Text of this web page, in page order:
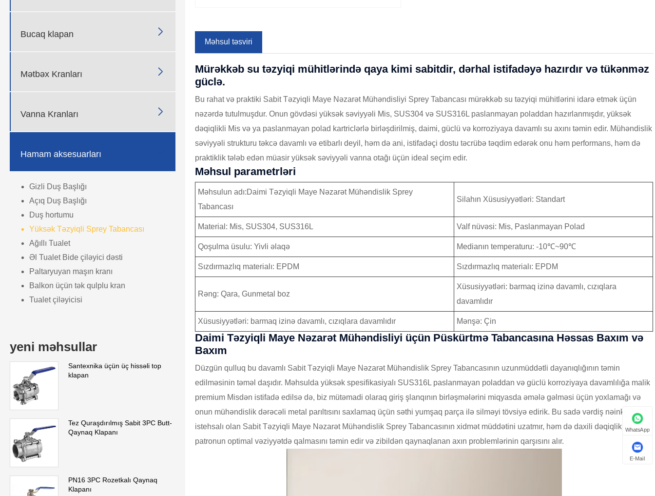
Bucaq klapan 
Mətbəx Kranları 
Vanna Kranları 
Hamam aksesuarları
Gizli Duş Başlığı
Açıq Duş Başlığı
Duş hortumu
Yüksək Təzyiqli Sprey Tabancası
Ağıllı Tualet
Əl Tualet Bide çiləyici dəsti
Paltaryuyan maşın kranı
Balkon üçün tək qulplu kran
Tualet çiləyicisi
yeni məhsullar
Santexnika üçün üç hissəli top
klapan
Tez Quraşdırılmış Sabit 3PC Butt-
Qaynaq Klapanı
PN16 3PC Rozetkalı Qaynaq
Klapanı
Məhsul təsviri
Mürəkkəb su təzyiqi mühitlərində qaya kimi sabitdir, dərhal istifadəyə hazırdır və tükənməz
güclə.
Bu rahat və praktiki Sabit Təzyiqli Maye Nəzarət Mühəndisliyi Sprey Tabancası mürəkkəb su təzyiqi mühitlərini idarə etmək üçün
nəzərdə tutulmuşdur. Onun gövdəsi yüksək səviyyəli Mis, SUS304 və SUS316L paslanmayan poladdan hazırlanmışdır, yüksək
dəqiqlikli Mis və ya paslanmayan polad kartriclərlə birləşdirilmiş, daimi, güclü və korroziyaya davamlı su axını təmin edir. Mühəndislik
səviyyəli strukturu təkcə davamlı və etibarlı deyil, həm də ani, istifadəçi dostu təcrübə təqdim edərək onu həm performans, həm də
praktiklik tələb edən müasir yüksək səviyyəli vanna otağı üçün ideal seçim edir.
Məhsul parametrləri
Məhsulun adı:Daimi Təzyiqli Maye Nəzarət Mühəndislik Sprey
Tabancası
Silahın Xüsusiyyətləri: Standart
Material: Mis, SUS304, SUS316L Valf nüvəsi: Mis, Paslanmayan Polad
Qoşulma üsulu: Yivli əlaqə Medianın temperaturu: -10℃~90℃
Sızdırmazlıq materialı: EPDM Sızdırmazlıq materialı: EPDM
Rəng: Qara, Gunmetal boz
Xüsusiyyətləri: barmaq izinə davamlı, cızıqlara
davamlıdır
Xüsusiyyətləri: barmaq izinə davamlı, cızıqlara davamlıdır Mənşə: Çin
Daimi Təzyiqli Maye Nəzarət Mühəndisliyi üçün Püskürtmə Tabancasına Həssas Baxım və
Baxım
Düzgün qulluq bu davamlı Sabit Təzyiqli Maye Nəzarət Mühəndislik Sprey Tabancasının uzunmüddətli dayanıqlığının təmin
edilməsinin təməl daşıdır. Məhsulda yüksək spesifikasiyalı SUS316L paslanmayan poladdan və güclü korroziyaya davamlılığa malik
premium Misdən istifadə edilsə də, biz mütəmadi olaraq giriş şlanqının birləşmələrini miqyasda əmələ gəlməsi üçün yoxlamağı və
onun mühəndislik dərəcəli metal parıltısını saxlamaq üçün səthi yumşaq parça ilə silməyi tövsiyə edirik. Bu sadə vərdiş nəinki Çin
istehsalı olan Sabit Təzyiqli Maye Nəzarət Mühəndislik Sprey Tabancasının xidmət müddətini uzatmır, həm də daxili dəqiqlikli
patronun optimal vəziyyətdə qalmasını təmin edir və zibildən qaynaqlanan axın problemlərinin qarşısını alır.
WhatsApp
E-Mail